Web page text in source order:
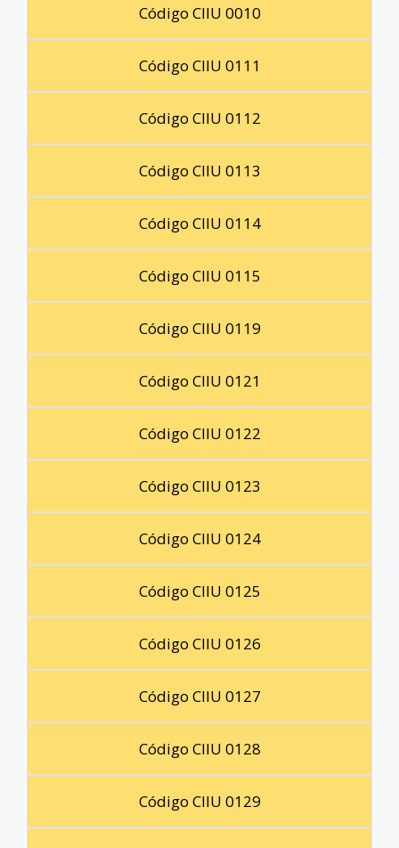
Código CIIU 0010
Código CIIU 0111
Código CIIU 0112
Código CIIU 0113
Código CIIU 0114
Código CIIU 0115
Código CIIU 0119
Código CIIU 0121
Código CIIU 0122
Código CIIU 0123
Código CIIU 0124
Código CIIU 0125
Código CIIU 0126
Código CIIU 0127
Código CIIU 0128
Código CIIU 0129